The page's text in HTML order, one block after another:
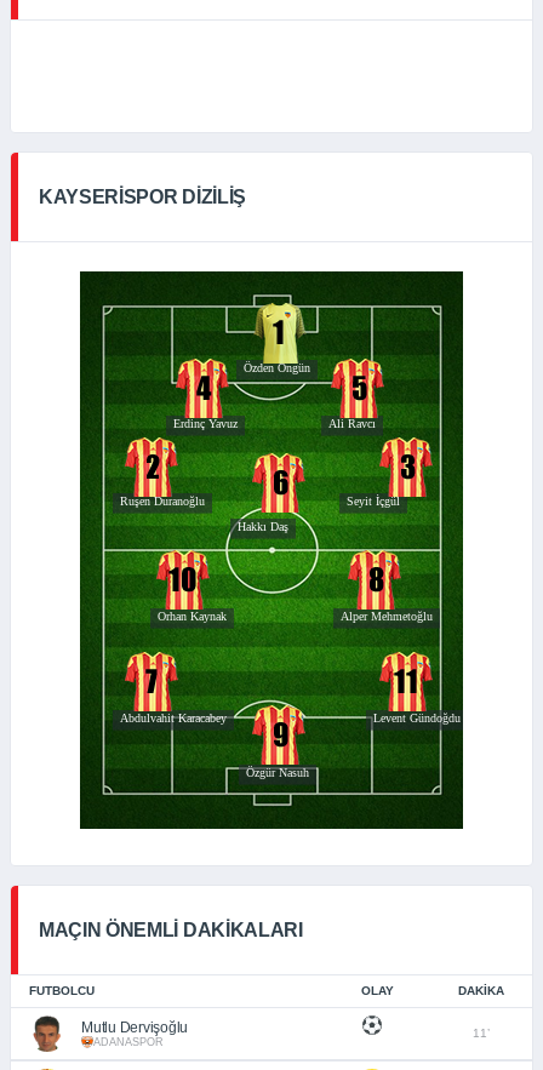
KAYSERISPOR DIZILIŞ
MAÇIN ÖNEMLİ DAKİKALARI
FUTBOLCU OLAY DAKIKA
Mutlu Dervişoğlu
ADANASPOR
11’